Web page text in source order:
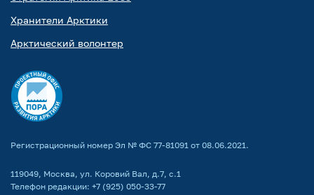
Хранители Арктики
Арктический волонтер
Регистрационный номер Эл № ФС 77-81091 от 08.06.2021.
119049, Москва, ул. Коровий Вал, д.7, с.1
Телефон редакции: +7 (925) 050-33-77